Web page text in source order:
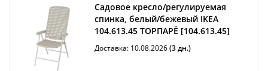
Садовое кресло/регулируемая
спинка, белый/бежевый IKEA
104.613.45 ТОРПАРЁ [104.613.45]
Доставка: 10.08.2026(3 дн.)